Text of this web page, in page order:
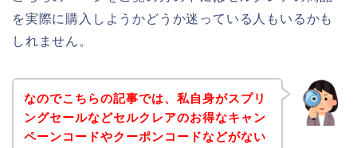
を実際に購入しようかどうか迷っている人もいるかも
しれません。
なのでこちらの記事では、私自身がスプリ
ングセールなどセルクレアのお得なキャン
ペーンコードやクーポンコードなどがない